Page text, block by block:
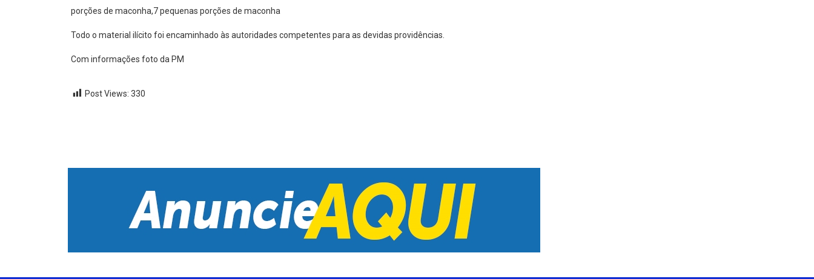
porções de maconha,7 pequenas porções de maconha
Todo o material ilícito foi encaminhado às autoridades competentes para as devidas providências.
Com informações foto da PM
Post Views: 330